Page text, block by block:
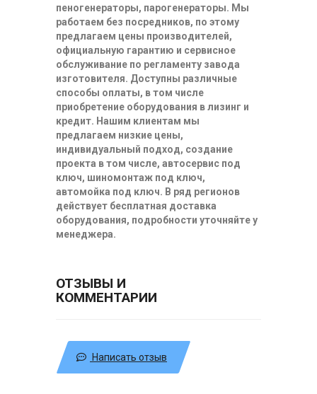
пеногенераторы, парогенераторы. Мы
работаем без посредников, по этому
предлагаем цены производителей,
официальную гарантию и сервисное
обслуживание по регламенту завода
изготовителя. Доступны различные
способы оплаты, в том числе
приобретение оборудования в лизинг и
кредит. Нашим клиентам мы
предлагаем низкие цены,
индивидуальный подход, создание
проекта в том числе, автосервис под
ключ, шиномонтаж под ключ,
автомойка под ключ. В ряд регионов
действует бесплатная доставка
оборудования, подробности уточняйте у
менеджера.
ОТЗЫВЫ И
КОММЕНТАРИИ
Написать отзыв